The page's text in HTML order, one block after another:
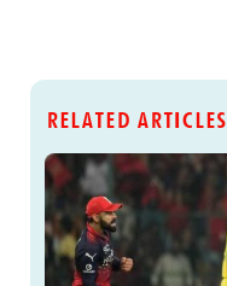
RELATED ARTICLES